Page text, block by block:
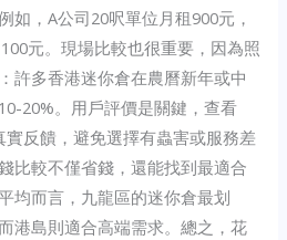
如，A公司20呎單位月租900元，
元。現場比較也很重要，因為照
許多香港迷你倉在農曆新年或中
20%。用戶評價是關鍵，查看
反饋，避免選擇有蟲害或服務差
比較不僅省錢，還能找到最適合
均而言，九龍區的迷你倉最划
港島則適合高端需求。總之，花